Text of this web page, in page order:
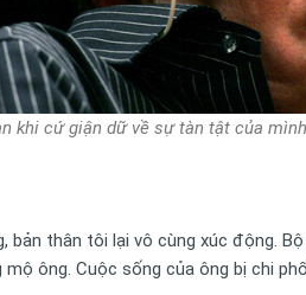
khi cứ giận dữ về sự tàn tật của
bản thân tôi lại vô cùng xúc động.
ông. Cuộc sống của ông bị chi